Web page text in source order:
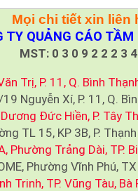
Mọi chi tiết xin liên
TY QUẢNG CÁO
MST: 0 3 0 9 2 2 2 3
Trị, P. 11, Q. Bình
Nguyễn Xí, P. 11, Q.
Đức Hiền, P. Tây
TL 15, KP 3B, P.
Phường Trảng Dài, TP.
Phường Vĩnh Phú,
Trinh, TP. Vũng Tàu, Bà